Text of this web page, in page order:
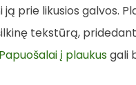
prie likusios galvos.
tekstūrą,
Papuošalai į plaukusgali